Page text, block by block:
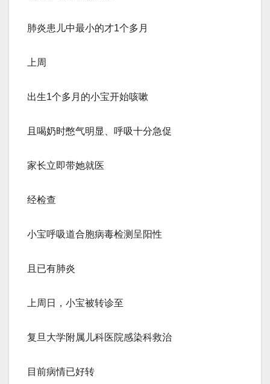
肺炎患儿中最小的才1个多月
上周
出生1个多月的小宝开始咳嗽
且喝奶时憋气明显、呼吸十分急促
家长立即带她就医
经检查
小宝呼吸道合胞病毒检测呈阳性
且已有肺炎
上周日，小宝被转诊至
复旦大学附属儿科医院感染科救治
目前病情已好转